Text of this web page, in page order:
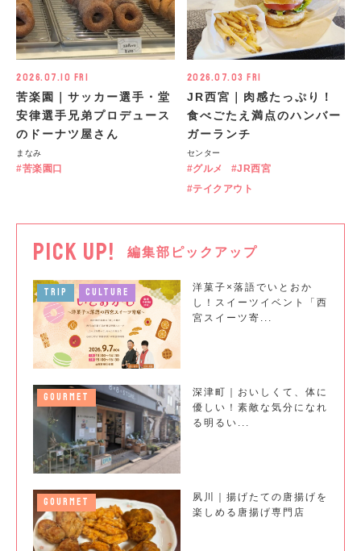
2026.07.10 Fri
苦楽園｜サッカー選手・堂
安律選手兄弟プロデュース
のドーナツ屋さん
まなみ
苦楽園口
2026.07.03 Fri
JR西宮｜肉感たっぷり！
食べごたえ満点のハンバー
ガーランチ
センター
グルメ
JR西宮
テイクアウト
PICK UP! 編集部ピックアップ
TRIP CULTURE
洋菓子×落語でいとおか
し！スイーツイベント「西
宮スイーツ寄...
GOURMET
深津町｜おいしくて、体に
優しい！素敵な気分になれ
る明るい...
GOURMET
夙川｜揚げたての唐揚げを
楽しめる唐揚げ専門店